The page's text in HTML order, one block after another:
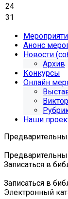
24
31
Анонс
Новости
Архив
Конкурсы
Онлайн
Наши
Записаться в
Записаться в
Электронный